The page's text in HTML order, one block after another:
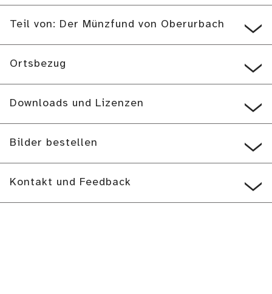
Teil von: Der Münzfund von Oberurbach
Ortsbezug
Downloads und Lizenzen
Bilder bestellen
Kontakt und Feedback